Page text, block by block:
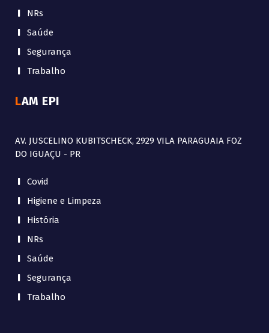
NRs
Saúde
Segurança
Trabalho
LAM EPI
AV. JUSCELINO KUBITSCHECK, 2929 VILA PARAGUAIA FOZ
DO IGUAÇU - PR
Covid
Higiene e Limpeza
História
NRs
Saúde
Segurança
Trabalho